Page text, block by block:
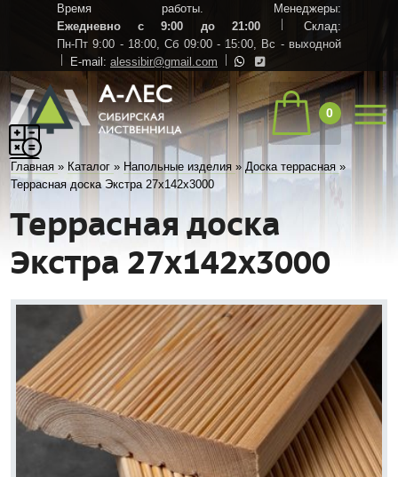
Время работы. Менеджеры:
Ежедневно с 9:00 до 21:00
Склад:
Пн-Пт 9:00 - 18:00, Сб 09:00 - 15:00, Вс - выходной
E-mail: alessibir@gmail.com
0
Главная » Каталог » Напольные изделия »Доска террасная »
Террасная доска Экстра 27х142х3000
Террасная доска
Экстра 27х142х3000